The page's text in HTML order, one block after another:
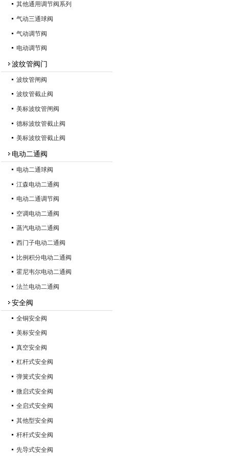
其他通用调节阀系列
气动三通球阀
气动调节阀
电动调节阀
波纹管阀门
波纹管闸阀
波纹管截止阀
美标波纹管闸阀
德标波纹管截止阀
美标波纹管截止阀
电动二通阀
电动二通球阀
江森电动二通阀
电动二通调节阀
空调电动二通阀
蒸汽电动二通阀
西门子电动二通阀
比例积分电动二通阀
霍尼韦尔电动二通阀
法兰电动二通阀
安全阀
全铜安全阀
美标安全阀
真空安全阀
杠杆式安全阀
弹簧式安全阀
微启式安全阀
全启式安全阀
其他型安全阀
杆杆式安全阀
先导式安全阀